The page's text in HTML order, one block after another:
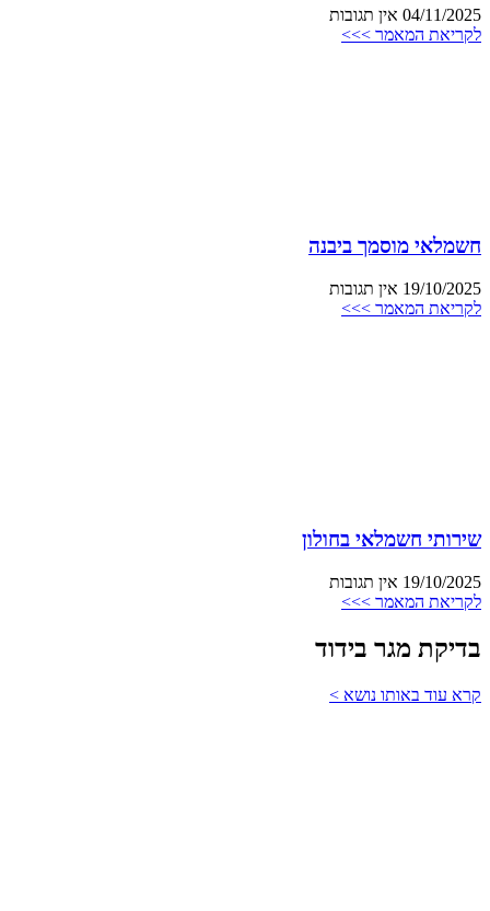
04/11/2025 אין תגובות
לקריאת המאמר >>>
חשמלאי מוסמך ביבנה
19/10/2025 אין תגובות
לקריאת המאמר >>>
שירותי חשמלאי בחולון
19/10/2025 אין תגובות
לקריאת המאמר >>>
בדיקת מגר בידוד
קרא עוד באותו נושא >